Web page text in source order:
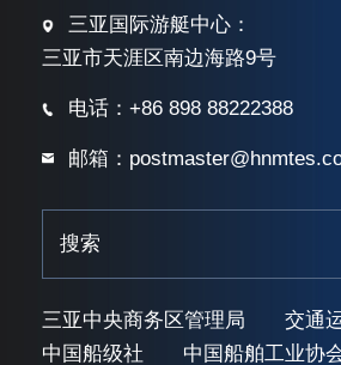
三亚国际游艇中心：
三亚市天涯区南边海路9号
电话：+86 898 88222388
邮箱：
三亚中央商务区管理局
交通
中国船级社
中国船舶工业协